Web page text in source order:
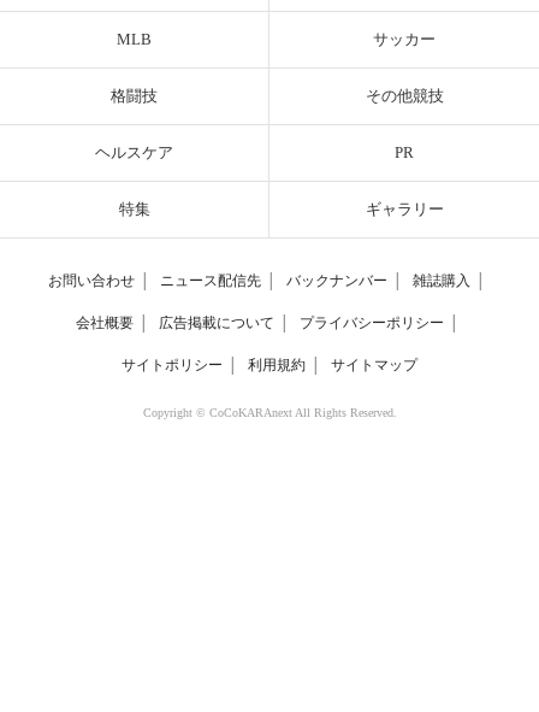
MLB サッカー
格闘技 その他競技
ヘルスケア PR
特集 ギャラリー
お問い合わせ ニュース配信先 バックナンバー 雑誌購入
会社概要 広告掲載について プライバシーポリシー
サイトポリシー 利用規約 サイトマップ
Copyright © CoCoKARAnext All Rights Reserved.